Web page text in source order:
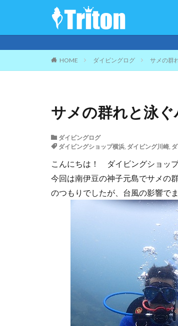
HOME ダイビングログ サメの群
サメの群れと泳ぐ
ダイビングログ
ダイビングショップ横浜, ダイビング川崎,
こんにちは！ ダイビングショップ
今回は南伊豆の神子元島でサメの
のつもりでしたが、台風の影響で